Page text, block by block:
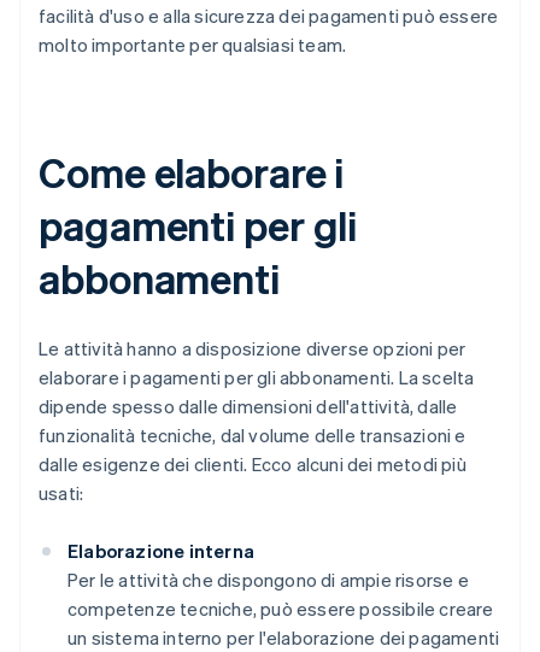
facilità d'uso e alla sicurezza dei pagamenti può essere
molto importante per qualsiasi team.
Come elaborare i
pagamenti per gli
abbonamenti
Le attività hanno a disposizione diverse opzioni per
elaborare i pagamenti per gli abbonamenti. La scelta
dipende spesso dalle dimensioni dell'attività, dalle
funzionalità tecniche, dal volume delle transazioni e
dalle esigenze dei clienti. Ecco alcuni dei metodi più
usati:
Elaborazione interna
Per le attività che dispongono di ampie risorse e
competenze tecniche, può essere possibile creare
un sistema interno per l'elaborazione dei pagamenti